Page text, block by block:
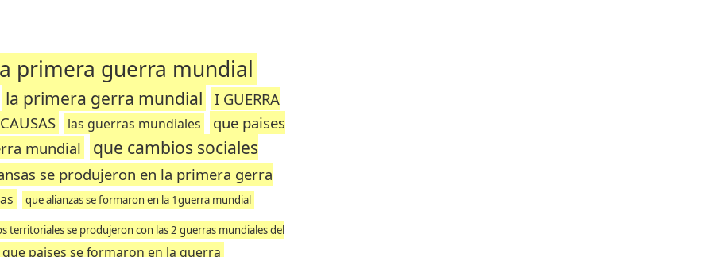
primera guerra mundial
la primera gerra mundial
I GUERRA
las guerras mundiales
que paises
mundial
que cambios sociales
se produjeron en la primera gerra
que alianzas se formaron en la 1guerra mundial
territoriales se produjeron con las 2 guerras mundiales del
que paises se formaron en la guerra